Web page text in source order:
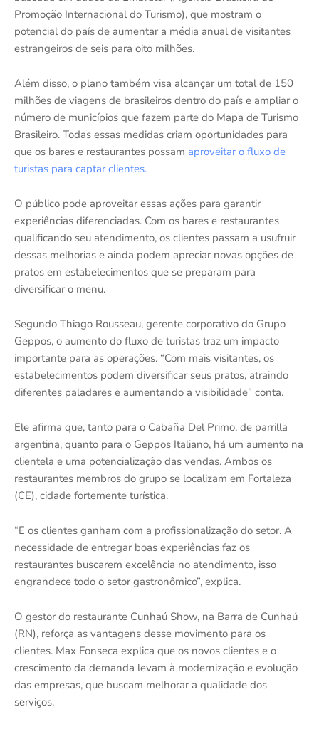
Promoção Internacional do Turismo), que mostram o
potencial do país de aumentar a média anual de visitantes
estrangeiros de seis para oito milhões.
Além disso, o plano também visa alcançar um total de 150
milhões de viagens de brasileiros dentro do país e ampliar o
número de municípios que fazem parte do Mapa de Turismo
Brasileiro. Todas essas medidas criam oportunidades para
que os bares e restaurantes possam aproveitar o fluxo de
turistas para captar clientes.
O público pode aproveitar essas ações para garantir
experiências diferenciadas. Com os bares e restaurantes
qualificando seu atendimento, os clientes passam a usufruir
dessas melhorias e ainda podem apreciar novas opções de
pratos em estabelecimentos que se preparam para
diversificar o menu.
Segundo Thiago Rousseau, gerente corporativo do Grupo
Geppos, o aumento do fluxo de turistas traz um impacto
importante para as operações. “Com mais visitantes, os
estabelecimentos podem diversificar seus pratos, atraindo
diferentes paladares e aumentando a visibilidade” conta.
Ele afirma que, tanto para o Cabaña Del Primo, de parrilla
argentina, quanto para o Geppos Italiano, há um aumento na
clientela e uma potencialização das vendas. Ambos os
restaurantes membros do grupo se localizam em Fortaleza
(CE), cidade fortemente turística.
“E os clientes ganham com a profissionalização do setor. A
necessidade de entregar boas experiências faz os
restaurantes buscarem excelência no atendimento, isso
engrandece todo o setor gastronômico”, explica.
O gestor do restaurante Cunhaú Show, na Barra de Cunhaú
(RN), reforça as vantagens desse movimento para os
clientes. Max Fonseca explica que os novos clientes e o
crescimento da demanda levam à modernização e evolução
das empresas, que buscam melhorar a qualidade dos
serviços.